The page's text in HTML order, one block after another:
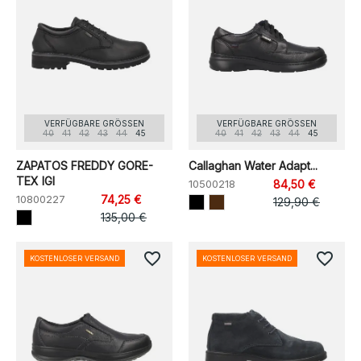
VERFÜGBARE GRÖSSEN
40
41 42 43 44 45
ZAPATOS FREDDY GORE-
TEX IGI
10800227
74,25 €
135,00 €
VERFÜGBARE GRÖSSEN
40
41 42 43 44 45
Callaghan Water Adapt...
10500218
84,50 €
129,90 €
KOSTENLOSER VERSAND favorite_border KOSTENLOSER VERSAND favorite_border